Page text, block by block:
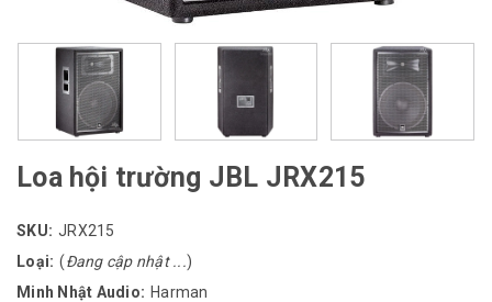
Loa hội trường JBL JRX215
SKU: JRX215
Loại: (Đang cập nhật ...)
Minh Nhật Audio: Harman